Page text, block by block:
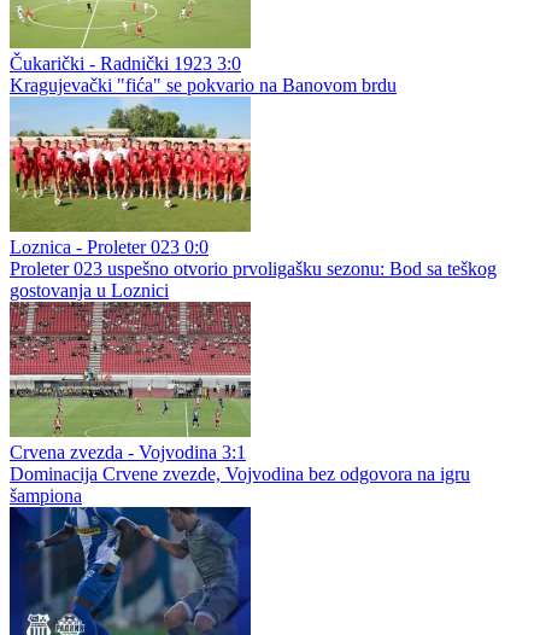
Čukarički - Radnički 1923 3:0
Kragujevački "fića" se pokvario na Banovom brdu
Loznica - Proleter 023 0:0
Proleter 023 uspešno otvorio prvoligašku sezonu: Bod sa teškog
gostovanja u Loznici
Crvena zvezda - Vojvodina 3:1
Dominacija Crvene zvezde, Vojvodina bez odgovora na igru
šampiona